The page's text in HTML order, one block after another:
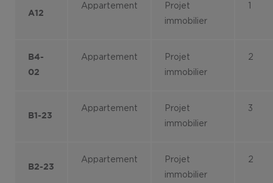
A12
Appartement
Projet
immobilier
1
B4-
02
Appartement
Projet
immobilier
2
B1-23
Appartement
Projet
immobilier
3
B2-23
Appartement
Projet
immobilier
2